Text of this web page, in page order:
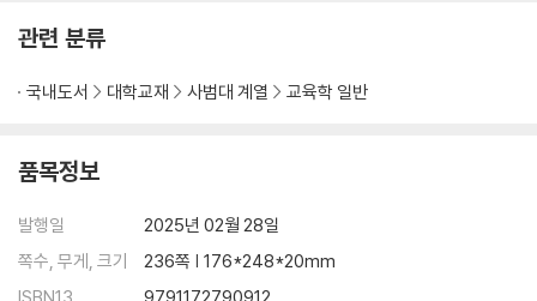
187
2. 이력서 작성하기 189
4. 첫 직장에서 살아남기 195
05 진로 자서전
제13장 나의 진로 이야기 ····································································
관련 분류
국내도서 대학교재 사범대 계열 교육학 일반
품목정보
발행일
2025년 02월 28일
쪽수, 무게, 크기
236쪽 | 176*248*20mm
ISBN13
9791172790912